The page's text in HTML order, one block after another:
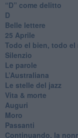
​“D” come delitto
D
Belle lettere
25 Aprile
Todo el bien, todo el
Silenzio
Le parole
​L’Australiana
Le stelle del jazz
Vita & morte
Auguri
Moro
Passanti
Continuando, la